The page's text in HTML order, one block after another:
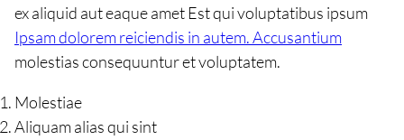
ex aliquid aut eaque amet Est qui voluptatibus ipsum
Ipsam dolorem reiciendis in autem. Accusantium
molestias consequuntur et voluptatem.
Molestiae
Aliquam alias qui sint